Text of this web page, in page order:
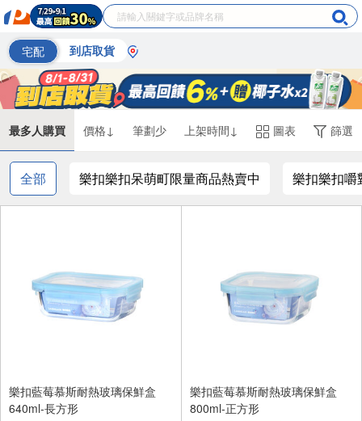
宅配 到店取貨
最多人購買 價格↓ 筆劃少 上架時間↓ 圖表 篩選
全部 樂扣樂扣呆萌町限量商品熱賣中 樂扣樂扣
樂扣藍莓慕斯耐熱玻璃保鮮盒
640ml-長方形
樂扣藍莓慕斯耐熱玻璃保鮮盒
800ml-正方形